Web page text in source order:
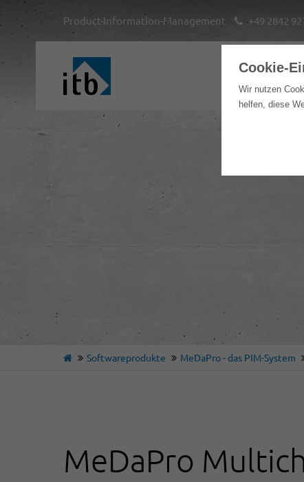
Product-Information-Management +49 2842
Softwareprodukte MeDaPro - das PIM-System
MeDaPro
Cookie-
Wir nutzen
helfen, diese